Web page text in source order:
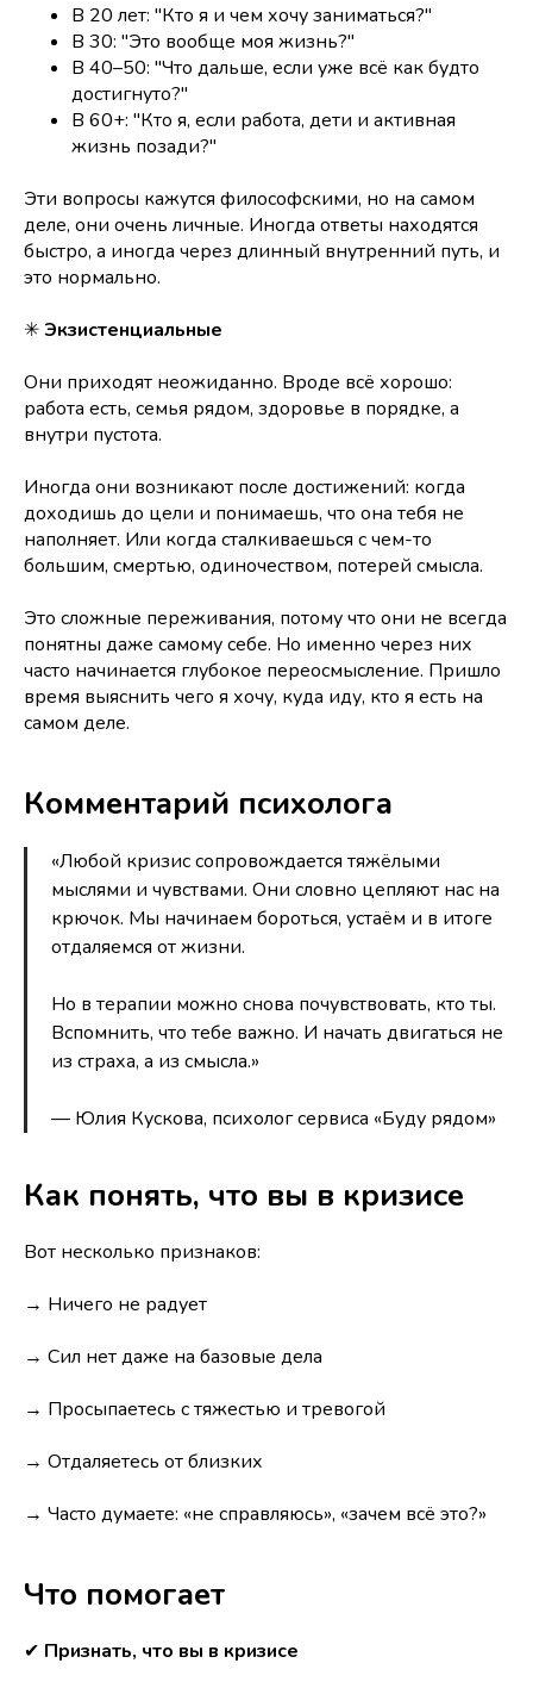
В 20 лет: "Кто я и чем хочу заниматься?"
В 30: "Это вообще моя жизнь?"
В 40–50: "Что дальше, если уже всё как будто
достигнуто?"
В 60+: "Кто я, если работа, дети и активная
жизнь позади?"
Эти вопросы кажутся философскими, но на самом
деле, они очень личные. Иногда ответы находятся
быстро, а иногда через длинный внутренний путь, и
это нормально.
✳Экзистенциальные
Они приходят неожиданно. Вроде всё хорошо:
работа есть, семья рядом, здоровье в порядке, а
внутри пустота.
Иногда они возникают после достижений: когда
доходишь до цели и понимаешь, что она тебя не
наполняет. Или когда сталкиваешься с чем-то
большим, смертью, одиночеством, потерей смысла.
Это сложные переживания, потому что они не всегда
понятны даже самому себе. Но именно через них
часто начинается глубокое переосмысление. Пришло
время выяснить чего я хочу, куда иду, кто я есть на
самом деле.
Комментарий психолога
«Любой кризис сопровождается тяжёлыми
мыслями и чувствами. Они словно цепляют нас на
крючок. Мы начинаем бороться, устаём и в итоге
отдаляемся от жизни.
Но в терапии можно снова почувствовать, кто ты.
Вспомнить, что тебе важно. И начать двигаться не
из страха, а из смысла.»
— Юлия Кускова, психолог сервиса «Буду рядом»
Как понять, что вы в кризисе
Вот несколько признаков:
→ Ничего не радует
→ Сил нет даже на базовые дела
→ Просыпаетесь с тяжестью и тревогой
→ Отдаляетесь от близких
→ Часто думаете: «не справляюсь», «зачем всё это?»
Что помогает
✔ Признать, что вы в кризисе